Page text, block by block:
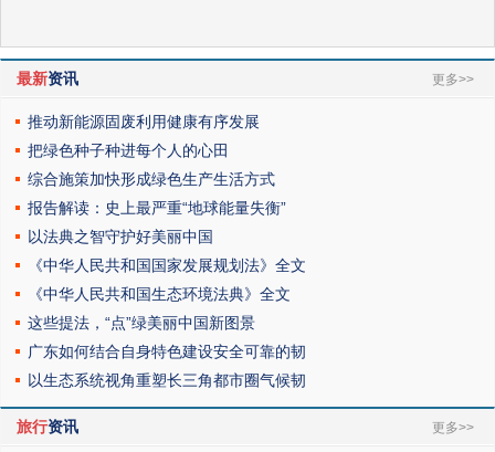
最新资讯 更多>>
推动新能源固废利用健康有序发展
把绿色种子种进每个人的心田
综合施策加快形成绿色生产生活方式
报告解读：史上最严重“地球能量失衡”
以法典之智守护好美丽中国
《中华人民共和国国家发展规划法》全文
《中华人民共和国生态环境法典》全文
这些提法，“点”绿美丽中国新图景
广东如何结合自身特色建设安全可靠的韧
以生态系统视角重塑长三角都市圈气候韧
旅行资讯 更多>>